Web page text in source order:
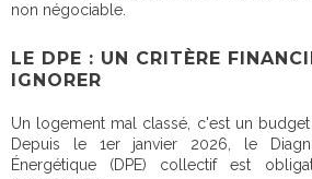
non négociable.
LE DPE : UN CRITÈRE
IGNORER
Un logement mal classé, c'est un budget
Depuis le 1er janvier 2026, le
Énergétique (DPE) collectif est